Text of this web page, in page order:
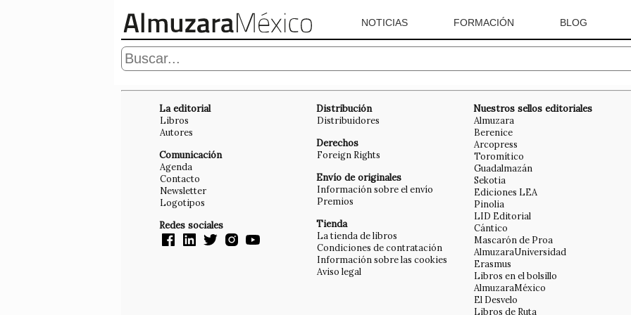
NOTICIAS FORMACIÓN BLOG
La editorial
Libros
Autores
Comunicación
Agenda
Contacto
Newsletter
Logotipos
Redes sociales
Distribución
Distribuidores
Derechos
Foreign Rights
Envío de originales
Información sobre el envío
Premios
Tienda
La tienda de libros
Condiciones de contratación
Información sobre las cookies
Aviso legal
Nuestros sellos editoriales
Almuzara
Berenice
Arcopress
Toromítico
Guadalmazán
Sekotia
Ediciones LEA
Pinolia
LID Editorial
Cántico
Mascarón de Proa
AlmuzaraUniversidad
Erasmus
Libros en el bolsillo
AlmuzaraMéxico
El Desvelo
Libros de Ruta